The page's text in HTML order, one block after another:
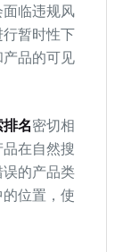
临违规风
暂时性下
品的可见
名密切相
在自然搜
的产品类
位置，使